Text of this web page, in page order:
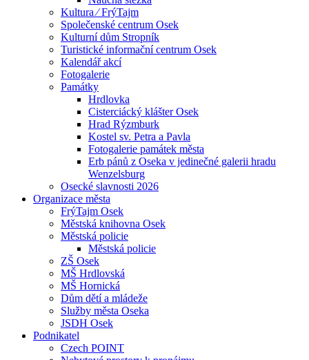
Kultura ⁄ FrýTajm
Společenské centrum Osek
Kulturní dům Stropník
Turistické informační centrum Osek
Kalendář akcí
Fotogalerie
Památky
Hrdlovka
Cisterciácký klášter Osek
Hrad Rýzmburk
Kostel sv. Petra a Pavla
Fotogalerie památek města
Erb pánů z Oseka v jedinečné galerii hradu
Wenzelsburg
Osecké slavnosti 2026
Organizace města
FrýTajm Osek
Městská knihovna Osek
Městská policie
Městská policie
ZŠ Osek
MŠ Hrdlovská
MŠ Hornická
Dům dětí a mládeže
Služby města Oseka
JSDH Osek
Podnikatel
Czech POINT